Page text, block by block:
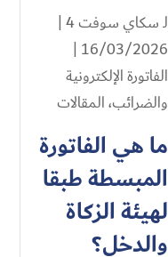
لـسكاي سوفت 4
|
16/03/2026 |
الفاتورة الإلكترونية
والضرائب،المقالات
ما هي الفاتورة
المبسطة طبقا
لهيئة الزكاة
والدخل؟